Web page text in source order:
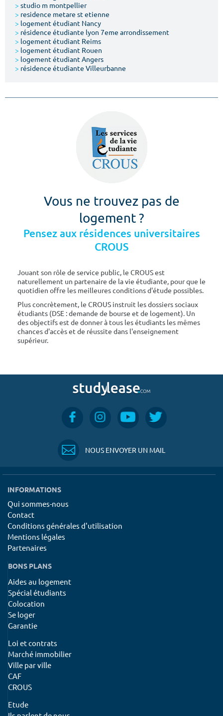
> studio m montpellier
> residence metare st etienne
> logement étudiant Nancy
> résidence étudiante lyon 7eme arrondissement
> logement étudiant Reims
> logement étudiant Rouen
> logement étudiant Angers
> résidence étudiante Villeurbanne
Vous ne trouvez pas de
logement ?
Pensez aux résidences universitaires
CROUS
Jouant son rôle de service public, le CROUS est
naturellement un partenaire de la vie étudiante, pour que le
quotidien offre les meilleures conditions d'étude possibles.
Plus concrètement, le CROUS instruit les dossiers sociaux
étudiants (DSE : demande de bourse et de logement). Un
des objectifs est de donner à tous les étudiants les mêmes
chances d'accès et de réussite dans l'enseignement
supérieur.
NOUS ENVOYER UN MAIL
INFORMATIONS
Qui sommes-nous
Contact
Conditions générales d'utilisation
Mentions légales
Partenaires
BONS PLANS
Aides au logement
Spécial étudiants
Colocation
Se loger
Garantie
Loi et contrats
Marché immobilier
Ville par ville
CAF
CROUS
Etude